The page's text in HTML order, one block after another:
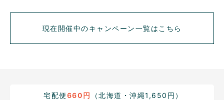
現在開催中のキャンペーン一覧はこちら
宅配便660円
（北海道・沖縄1,650円）